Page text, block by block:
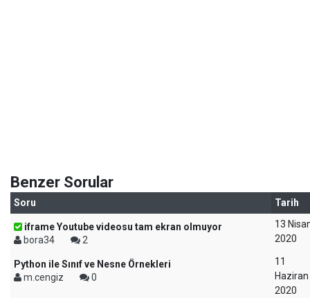
Benzer Sorular
Soru Tarih
iframe Youtube videosu tam ekran olmuyor
bora34
2
13
2020
Python ile Sınıf ve Nesne Örnekleri
m.cengiz
0
11
Haziran
2020